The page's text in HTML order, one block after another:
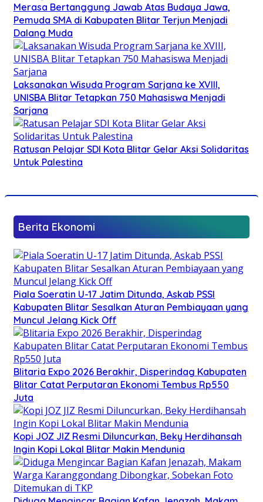
Merasa Bertanggung Jawab Atas Budaya Jawa,
Pemuda SMA di Kabupaten Blitar Terjun Menjadi
Dalang Muda
Laksanakan Wisuda Program Sarjana ke XVIII,
UNISBA Blitar Tetapkan 750 Mahasiswa Menjadi
Sarjana
Ratusan Pelajar SDI Kota Blitar Gelar Aksi Solidaritas
Untuk Palestina
Berita Ekonomi
Piala Soeratin U-17 Jatim Ditunda, Askab PSSI
Kabupaten Blitar Sesalkan Aturan Pembiayaan yang
Muncul Jelang Kick Off
Blitaria Expo 2026 Berakhir, Disperindag Kabupaten
Blitar Catat Perputaran Ekonomi Tembus Rp550
Juta
Kopi JOZ JIZ Resmi Diluncurkan, Beky Herdihansah
Ingin Kopi Lokal Blitar Makin Mendunia